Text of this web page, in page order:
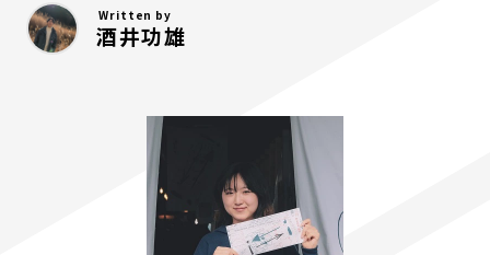
Written by
酒井功雄